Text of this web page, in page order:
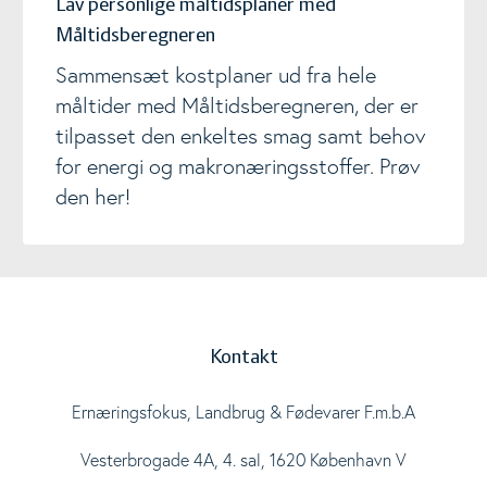
Lav personlige måltidsplaner med
Måltidsberegneren
Sammensæt kostplaner ud fra hele
måltider med Måltidsberegneren, der er
tilpasset den enkeltes smag samt behov
for energi og makronæringsstoffer. Prøv
den her!
Kontakt
Ernæringsfokus, Landbrug & Fødevarer F.m.b.A
Vesterbrogade 4A, 4. sal, 1620 København V